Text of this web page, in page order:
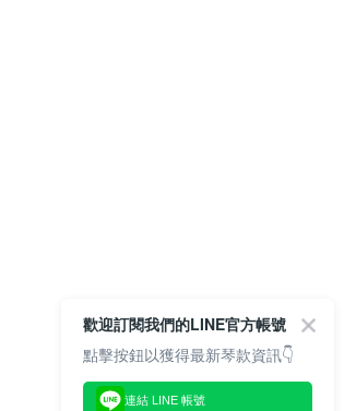
歡迎訂閱我們的LINE官方帳號
點擊按鈕以獲得最新琴款資訊👇
連結 LINE 帳號